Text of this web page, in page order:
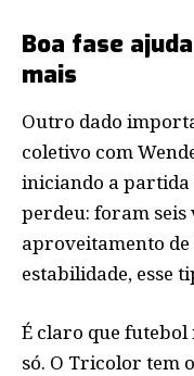
Boa fase
mais
Outro dado
coletivo com
iniciando a partida
perdeu: foram seis
aproveitamento de
estabilidade, esse
É claro que
só. O Tricolor tem